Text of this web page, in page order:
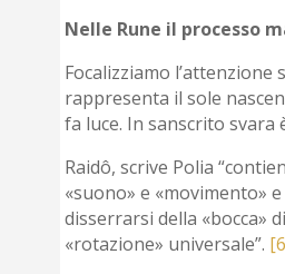
Nelle Rune il processo
Focalizziamo l’attenzione
rappresenta il sole
fa luce. In sanscrito svara
Raidô, scrive Polia
«suono» e «movimento»
disserrarsi della «bocca»
«rotazione» universale”.